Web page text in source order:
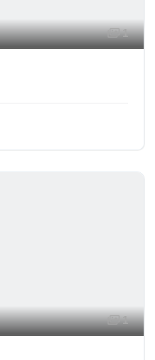
1
1